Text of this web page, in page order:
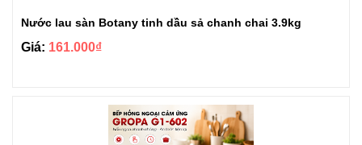
Nước lau sàn Botany tinh dầu sả chanh chai 3.9kg
Giá: 161.000₫